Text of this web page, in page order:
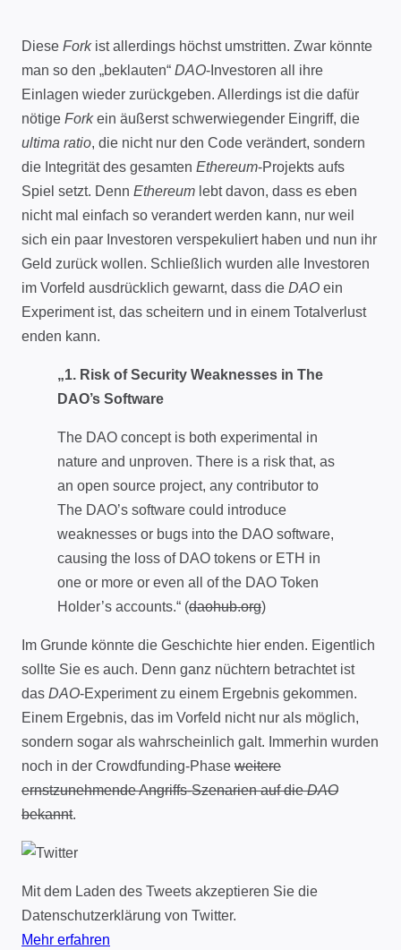
Diese Forkist allerdings höchst umstritten. Zwar könnte
man so den „beklauten“ DAO-Investoren all ihre
Einlagen wieder zurückgeben. Allerdings ist die dafür
nötige Forkein äußerst schwerwiegender Eingriff, die
ultima ratio, die nicht nur den Code verändert, sondern
die Integrität des gesamten Ethereum-Projekts aufs
Spiel setzt. Denn Ethereum lebt davon, dass es eben
nicht mal einfach so verandert werden kann, nur weil
sich ein paar Investoren verspekuliert haben und nun ihr
Geld zurück wollen. Schließlich wurden alle Investoren
im Vorfeld ausdrücklich gewarnt, dass die DAO ein
Experiment ist, das scheitern und in einem Totalverlust
enden kann.
„1. Risk of Security Weaknesses in The
DAO’s Software
The DAO concept is both experimental in
nature and unproven. There is a risk that, as
an open source project, any contributor to
The DAO’s software could introduce
weaknesses or bugs into the DAO software,
causing the loss of DAO tokens or ETH in
one or more or even all of the DAO Token
Holder’s accounts.“ (daohub.org)
Im Grunde könnte die Geschichte hier enden. Eigentlich
sollte Sie es auch. Denn ganz nüchtern betrachtet ist
das DAO-Experiment zu einem Ergebnis gekommen.
Einem Ergebnis, das im Vorfeld nicht nur als möglich,
sondern sogar als wahrscheinlich galt. Immerhin wurden
noch in der Crowdfunding-Phase weitere
ernstzunehmende Angriffs-Szenarien auf dieDAO
bekannt.
Mit dem Laden des Tweets akzeptieren Sie die
Datenschutzerklärung von Twitter.
Mehr erfahren